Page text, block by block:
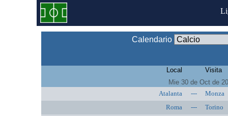
Calendario
Local Visita
Mie 30 de Oct de
Atalanta
--- Monza
Roma
--- Torino